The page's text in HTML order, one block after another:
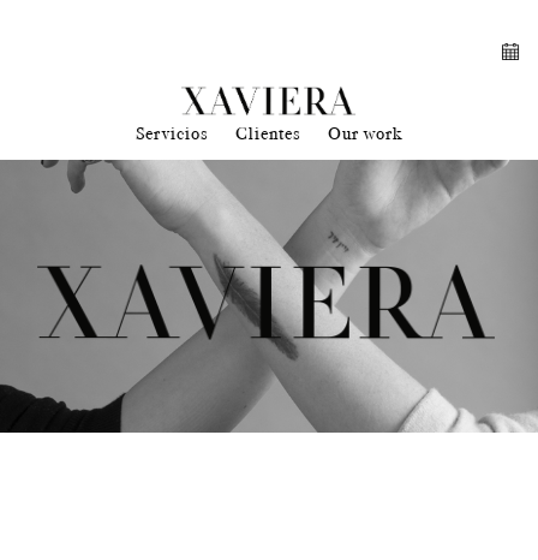
Servicios Clientes Our work